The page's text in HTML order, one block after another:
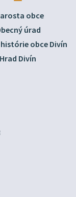
obce
úrad
obce Divín
Hrad Divín